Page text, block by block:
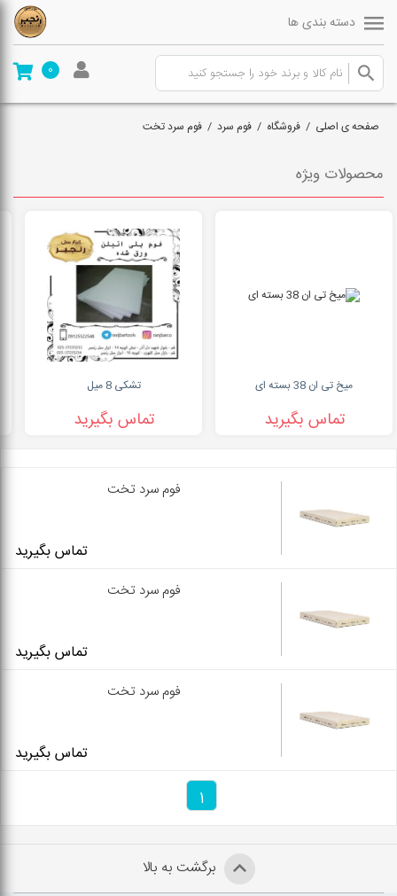
دسته بندی ها
0
صفحه ی اصلی / فروشگاه / فوم سرد / فوم سرد تخت
محصولات ویژه
میخ تی ان 38 بسته ای
تماس بگیرید
تشکی 8 میل
تماس بگیرید
فوم سرد تخت
تماس بگیرید
فوم سرد تخت
تماس بگیرید
فوم سرد تخت
تماس بگیرید
1
برگشت به بالا